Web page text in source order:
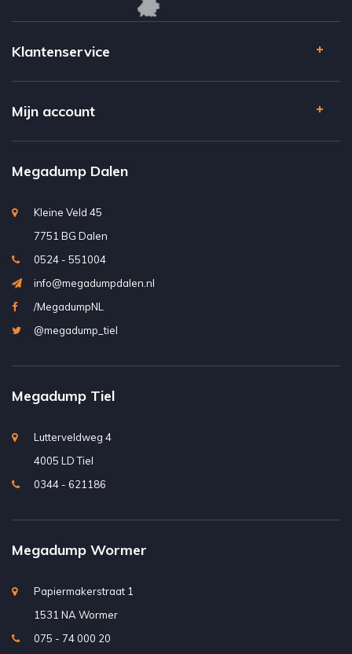
Klantenservice
Mijn account
Megadump Dalen
Kleine Veld 45
7751 BG Dalen
0524 - 551004
info@megadumpdalen.nl
/MegadumpNL
@megadump_tiel
Megadump Tiel
Lutterveldweg 4
4005 LD Tiel
0344 - 621186
Megadump Wormer
Papiermakerstraat 1
1531 NA Wormer
075 - 74 000 20